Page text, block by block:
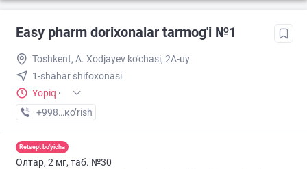
Easy pharm dorixonalar tarmog'i №1
Toshkent, A. Xodjayev ko'chasi, 2A-uy
1-shahar shifoxonasi
Yopiq ·
+998 (94) XXX-XX-XX
кo’rish
Retsept bo'yicha
Олтар, 2 мг, таб. №30